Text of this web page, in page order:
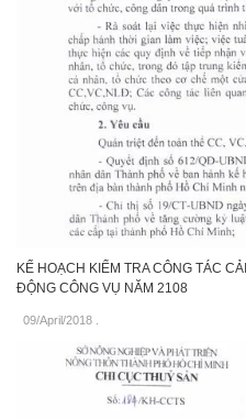
KẾ HOẠCH KIỂM TRA CÔNG TÁC
ĐỘNG CÔNG VỤ NĂM 2108
09/April/2018